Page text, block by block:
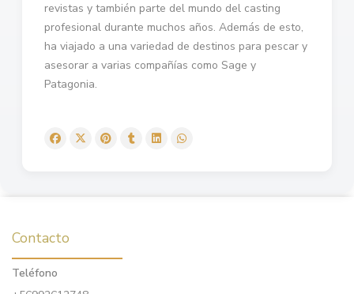
revistas y también parte del mundo del casting
profesional durante muchos años. Además de esto,
ha viajado a una variedad de destinos para pescar y
asesorar a varias compañías como Sage y
Patagonia.
Contacto
Teléfono